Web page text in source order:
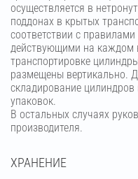
осуществляется в
поддонах в крытых
соответствии с правилами
действующими на каждом
транспортировке
размещены вертикально.
складирование
упаковок.
В остальных случаях
производителя.
ХРАНЕНИЕ